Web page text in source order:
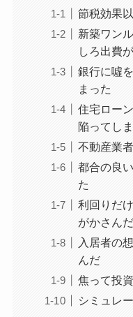
節税効果
新築ワン
しろ出費
銀行に噓
まった
住宅ロー
陥ってし
不動産業
都合の良
た
利回りだ
がかさんだ
入居者の
んだ
焦って投
シミュレ